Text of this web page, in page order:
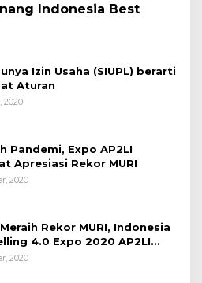
Indonesia Best
Izin Usaha (SIUPL) berarti
Aturan
2020
Pandemi, Expo AP2LI
Apresiasi Rekor MURI
2020
Rekor MURI, Indonesia
4.0 Expo 2020 AP2LI
memuaskan
2020